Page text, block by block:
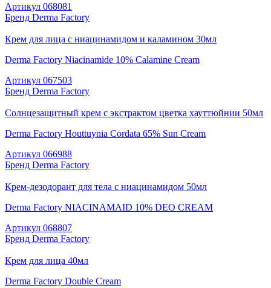
Артикул 068081
Бренд Derma Factory
Крем для лица с ниацинамидом и каламином 30мл
Derma Factory Niacinamide 10% Calamine Cream
Артикул 067503
Бренд Derma Factory
Солнцезащитный крем с экстрактом цветка хауттюйнии 50мл
Derma Factory Houttuynia Cordata 65% Sun Cream
Артикул 066988
Бренд Derma Factory
Крем-дезодорант для тела с ниацинамидом 50мл
Derma Factory NIACINAMAID 10% DEO CREAM
Артикул 068807
Бренд Derma Factory
Крем для лица 40мл
Derma Factory Double Cream